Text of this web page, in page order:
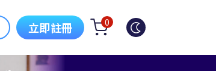
立即註冊 0